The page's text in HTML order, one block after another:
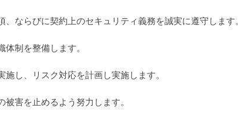
ならびに契約上のセキュリティ義務を誠実に遵守します。
制を整備します。
し、リスク対応を計画し実施します。
害を止めるよう努力します。